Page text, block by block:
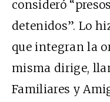
consideró
detenidos”. Lo
que integran la
misma dirige,
Familiares y